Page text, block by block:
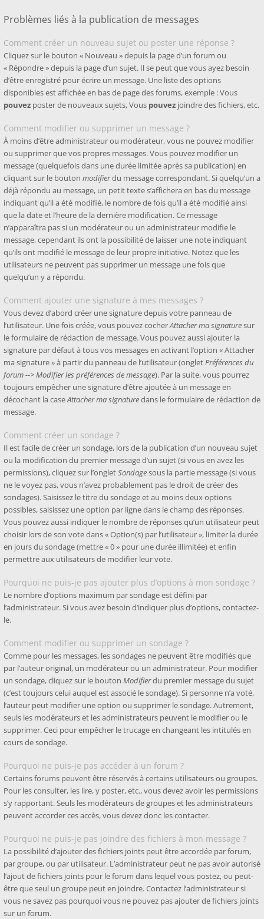
Problèmes liés à la publication de messages
Comment créer un nouveau sujet ou poster une réponse ?
Cliquez sur le bouton « Nouveau » depuis la page d’un forum ou
« Répondre » depuis la page d’un sujet. Il se peut que vous ayez besoin
d’être enregistré pour écrire un message. Une liste des options
disponibles est affichée en bas de page des forums, exemple : Vous
pouvez poster de nouveaux sujets, Vous pouvez joindre des fichiers, etc.
Comment modifier ou supprimer un message ?
À moins d’être administrateur ou modérateur, vous ne pouvez modifier
ou supprimer que vos propres messages. Vous pouvez modifier un
message (quelquefois dans une durée limitée après sa publication) en
cliquant sur le bouton modifierdu message correspondant. Si quelqu’un a
déjà répondu au message, un petit texte s’affichera en bas du message
indiquant qu’il a été modifié, le nombre de fois qu’il a été modifié ainsi
que la date et l’heure de la dernière modification. Ce message
n’apparaîtra pas si un modérateur ou un administrateur modifie le
message, cependant ils ont la possibilité de laisser une note indiquant
qu’ils ont modifié le message de leur propre initiative. Notez que les
utilisateurs ne peuvent pas supprimer un message une fois que
quelqu’un y a répondu.
Comment ajouter une signature à mes messages ?
Vous devez d’abord créer une signature depuis votre panneau de
l’utilisateur. Une fois créée, vous pouvez cocherAttacher ma signaturesur
le formulaire de rédaction de message. Vous pouvez aussi ajouter la
signature par défaut à tous vos messages en activant l’option « Attacher
ma signature » à partir du panneau de l’utilisateur (ongletPréférences du
forum --> Modifier les préférences de message). Par la suite, vous pourrez
toujours empêcher une signature d’être ajoutée à un message en
décochant la caseAttacher ma signaturedans le formulaire de rédaction de
message.
Comment créer un sondage ?
Il est facile de créer un sondage, lors de la publication d’un nouveau sujet
ou la modification du premier message d’un sujet (si vous en avez les
permissions), cliquez sur l’ongletSondagesous la partie message (si vous
ne le voyez pas, vous n’avez probablement pas le droit de créer des
sondages). Saisissez le titre du sondage et au moins deux options
possibles, saisissez une option par ligne dans le champ des réponses.
Vous pouvez aussi indiquer le nombre de réponses qu’un utilisateur peut
choisir lors de son vote dans « Option(s) par l’utilisateur », limiter la durée
en jours du sondage (mettre « 0 » pour une durée illimitée) et enfin
permettre aux utilisateurs de modifier leur vote.
Pourquoi ne puis-je pas ajouter plus d’options à mon sondage ?
Le nombre d’options maximum par sondage est défini par
l’administrateur. Si vous avez besoin d’indiquer plus d’options, contactez-
le.
Comment modifier ou supprimer un sondage ?
Comme pour les messages, les sondages ne peuvent être modifiés que
par l’auteur original, un modérateur ou un administrateur. Pour modifier
un sondage, cliquez sur le bouton Modifierdu premier message du sujet
(c’est toujours celui auquel est associé le sondage). Si personne n’a voté,
l’auteur peut modifier une option ou supprimer le sondage. Autrement,
seuls les modérateurs et les administrateurs peuvent le modifier ou le
supprimer. Ceci pour empêcher le trucage en changeant les intitulés en
cours de sondage.
Pourquoi ne puis-je pas accéder à un forum ?
Certains forums peuvent être réservés à certains utilisateurs ou groupes.
Pour les consulter, les lire, y poster, etc., vous devez avoir les permissions
s’y rapportant. Seuls les modérateurs de groupes et les administrateurs
peuvent accorder ces accès, vous devez donc les contacter.
Pourquoi ne puis-je pas joindre des fichiers à mon message ?
La possibilité d’ajouter des fichiers joints peut être accordée par forum,
par groupe, ou par utilisateur. L’administrateur peut ne pas avoir autorisé
l’ajout de fichiers joints pour le forum dans lequel vous postez, ou peut-
être que seul un groupe peut en joindre. Contactez l’administrateur si
vous ne savez pas pourquoi vous ne pouvez pas ajouter de fichiers joints
sur un forum.